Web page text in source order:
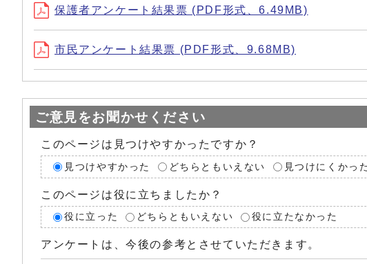
保護者アンケート結果票 (PDF形式、6.49MB)
市民アンケート結果票 (PDF形式、9.68MB)
ご意見をお聞かせください
このページは見つけやすかったですか？
見つけやすかった どちらともいえない 見つけにくかっ
このページは役に立ちましたか？
役に立った どちらともいえない 役に立たなかった
アンケートは、今後の参考とさせていただきます。